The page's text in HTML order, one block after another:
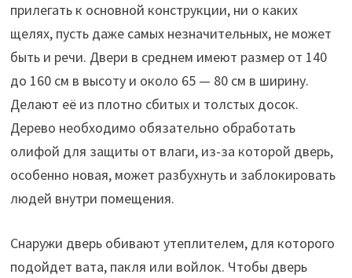
прилегать к основной конструкции, ни о каких
щелях, пусть даже самых незначительных, не может
быть и речи. Двери в среднем имеют размер от 140
до 160 см в высоту и около 65 — 80 см в ширину.
Делают её из плотно сбитых и толстых досок.
Дерево необходимо обязательно обработать
олифой для защиты от влаги, из-за которой дверь,
особенно новая, может разбухнуть и заблокировать
людей внутри помещения.
Снаружи дверь обивают утеплителем, для которого
подойдет вата, пакля или войлок. Чтобы дверь